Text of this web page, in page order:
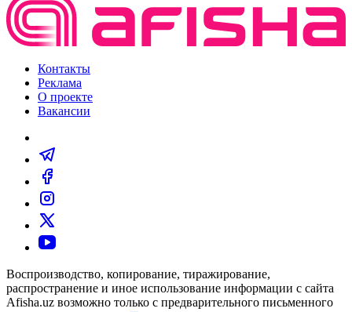
Контакты
Реклама
О проекте
Вакансии
Воспроизводство, копирование, тиражирование,
распространение и иное использование информации с сайта
Afisha.uz возможно только с предварительного письменного